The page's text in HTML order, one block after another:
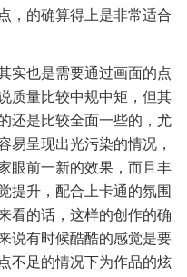
，的确算得上是非常适合
实也是需要通过画面的点
质量比较中规中矩，但其
还是比较全面一些的，尤
易呈现出光污染的情况，
眼前一新的效果，而且丰
提升，配合上卡通的氛围
看的话，这样的创作的确
说有时候酷酷的感觉是要
不足的情况下为作品的炫